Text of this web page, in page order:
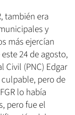
también era
y
más ejercían
24 de agosto,
(PNC) Edgar
pero de
lo había
pero fue el